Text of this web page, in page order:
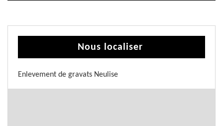
Nous localiser
Enlevement de gravats Neulise